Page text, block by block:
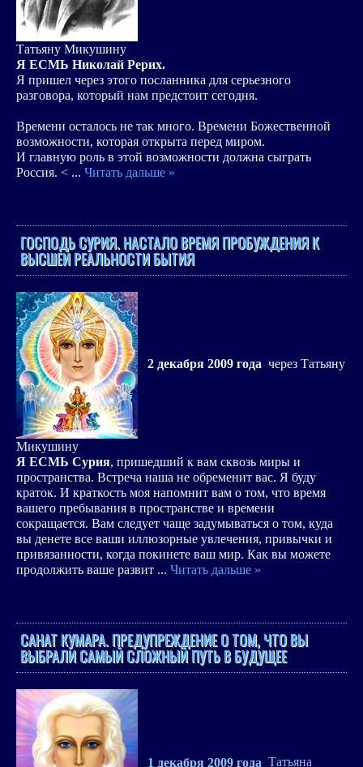
Татьяну Микушину
Я ЕСМЬ Николай Рерих.
Я пришел через этого посланника для серьезного
разговора, который нам предстоит сегодня.
Времени осталось не так много. Времени Божественной
возможности, которая открыта перед миром.
И главную роль в этой возможности должна сыграть
Россия. < ... Читать дальше »
ГОСПОДЬ СУРИЯ. НАСТАЛО ВРЕМЯ ПРОБУЖДЕНИЯ К
ВЫСШЕЙ РЕАЛЬНОСТИ БЫТИЯ
2 декабря 2009 года через Татьяну
Микушину
Я ЕСМЬ Сурия, пришедший к вам сквозь миры и
пространства. Встреча наша не обременит вас. Я буду
краток. И краткость моя напомнит вам о том, что время
вашего пребывания в пространстве и времени
сокращается. Вам следует чаще задумываться о том, куда
вы денете все ваши иллюзорные увлечения, привычки и
привязанности, когда покинете ваш мир. Как вы можете
продолжить ваше развит ... Читать дальше »
САНАТ КУМАРА. ПРЕДУПРЕЖДЕНИЕ О ТОМ, ЧТО ВЫ
ВЫБРАЛИ САМЫЙ СЛОЖНЫЙ ПУТЬ В БУДУЩЕЕ
1 декабря 2009 года Татьяна